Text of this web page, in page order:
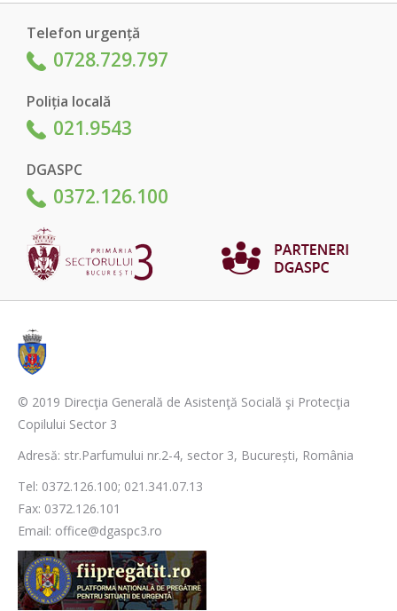
Telefon urgență
0728.729.797
Poliția locală
021.9543
DGASPC
0372.126.100
© 2019 Direcţia Generală de Asistenţă Socială şi Protecţia
Copilului Sector 3
Adresă: str.Parfumului nr.2-4, sector 3, București, România
Tel: 0372.126.100; 021.341.07.13
Fax: 0372.126.101
Email: office@dgaspc3.ro